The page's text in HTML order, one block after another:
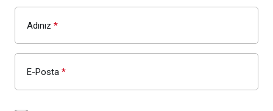
Adınız *
E-Posta *